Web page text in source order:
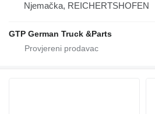
Njemačka, REICHERTSHOFEN
GTP German Truck &Parts